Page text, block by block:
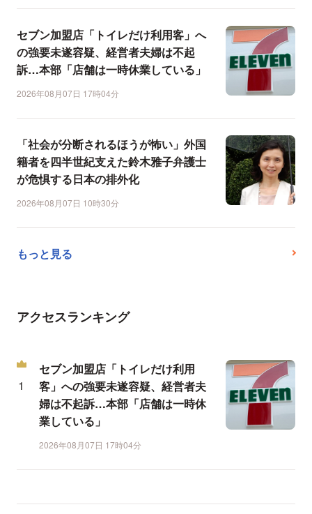
セブン加盟店「トイレだけ利用客」へ
の強要未遂容疑、経営者夫婦は不起
訴…本部「店舗は一時休業している」
2026年08月07日 17時04分
「社会が分断されるほうが怖い」外国
籍者を四半世紀支えた鈴木雅子弁護士
が危惧する日本の排外化
2026年08月07日 10時30分
もっと見る
アクセスランキング
セブン加盟店「トイレだけ利用
客」への強要未遂容疑、経営者夫
婦は不起訴…本部「店舗は一時休
業している」
2026年08月07日 17時04分